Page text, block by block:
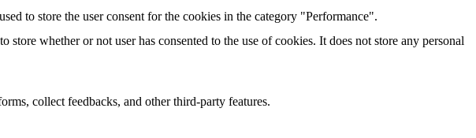
to store the user consent for the cookies in the category "Performance".
whether or not user has consented to the use of cookies. It does not store any personal
collect feedbacks, and other third-party features.